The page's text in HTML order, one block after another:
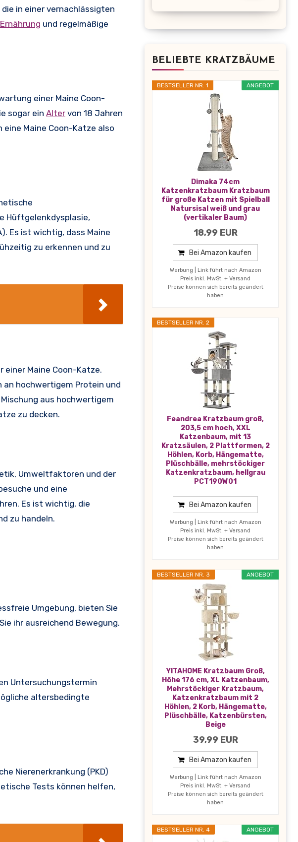
in einer vernachlässigten
Ernährung und regelmäßige
einer Maine Coon-
sogar ein Alter von 18 Jahren
Maine Coon-Katze also
Hüftgelenkdysplasie,
Es ist wichtig, dass Maine
zu erkennen und zu
einer Maine Coon-Katze.
an hochwertigem Protein und
aus hochwertigem
zu decken.
Umweltfaktoren und der
und eine
Es ist wichtig, die
zu handeln.
Umgebung, bieten Sie
ihr ausreichend Bewegung.
Untersuchungstermin
altersbedingte
Nierenerkrankung (PKD)
Tests können helfen,
BELIEBTE KRATZBÄUME
ANGEBOT
BESTSELLER NR. 1
Dimaka 74cm
Katzenkratzbaum Kratzbaum
für große Katzen mit Spielball
Natursisal weiß und grau
(vertikaler Baum)
18,99 EUR
Bei Amazon kaufen
Werbung | Link führt nach Amazon
Preis inkl. MwSt. + Versand
Preise können sich bereits geändert
haben
BESTSELLER NR. 2
Feandrea Kratzbaum groß,
203,5 cm hoch, XXL
Katzenbaum, mit 13
Kratzsäulen, 2 Plattformen, 2
Höhlen, Korb, Hängematte,
Plüschbälle, mehrstöckiger
Katzenkratzbaum, hellgrau
PCT190W01
Bei Amazon kaufen
Werbung | Link führt nach Amazon
Preis inkl. MwSt. + Versand
Preise können sich bereits geändert
haben
ANGEBOT
BESTSELLER NR. 3
YITAHOME Kratzbaum Groß,
Höhe 176 cm, XL Katzenbaum,
Mehrstöckiger Kratzbaum,
Katzenkratzbaum mit 2
Höhlen, 2 Korb, Hängematte,
Plüschbälle, Katzenbürsten,
Beige
39,99 EUR
Bei Amazon kaufen
Werbung | Link führt nach Amazon
Preis inkl. MwSt. + Versand
Preise können sich bereits geändert
haben
ANGEBOT
BESTSELLER NR. 4